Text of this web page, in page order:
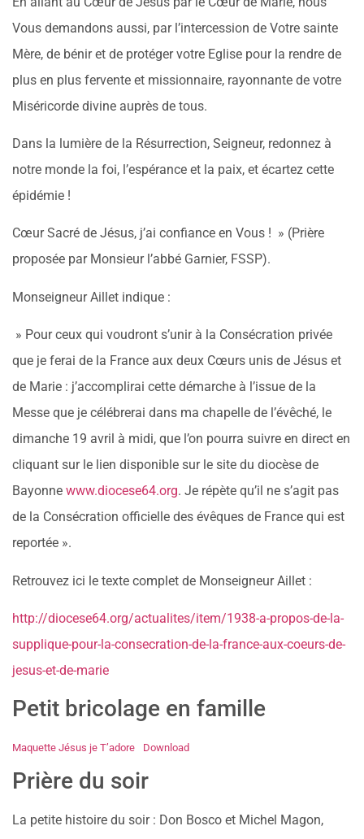
Vous demandons aussi, par l’intercession de Votre sainte
Mère, de bénir et de protéger votre Eglise pour la rendre de
plus en plus fervente et missionnaire, rayonnante de votre
Miséricorde divine auprès de tous.
Dans la lumière de la Résurrection, Seigneur, redonnez à
notre monde la foi, l’espérance et la paix, et écartez cette
épidémie !
Cœur Sacré de Jésus, j’ai confiance en Vous ! » (Prière
proposée par Monsieur l’abbé Garnier, FSSP).
Monseigneur Aillet indique :
» Pour ceux qui voudront s’unir à la Consécration privée
que je ferai de la France aux deux Cœurs unis de Jésus et
de Marie : j’accomplirai cette démarche à l’issue de la
Messe que je célébrerai dans ma chapelle de l’évêché, le
dimanche 19 avril à midi, que l’on pourra suivre en direct en
cliquant sur le lien disponible sur le site du diocèse de
Bayonne www.diocese64.org. Je répète qu’il ne s’agit pas
de la Consécration officielle des évêques de France qui est
reportée ».
Retrouvez ici le texte complet de Monseigneur Aillet :
http://diocese64.org/actualites/item/1938-a-propos-de-la-
supplique-pour-la-consecration-de-la-france-aux-coeurs-de-
jesus-et-de-marie
Petit bricolage en famille
Maquette Jésus je T’adore Download
Prière du soir
La petite histoire du soir : Don Bosco et Michel Magon,